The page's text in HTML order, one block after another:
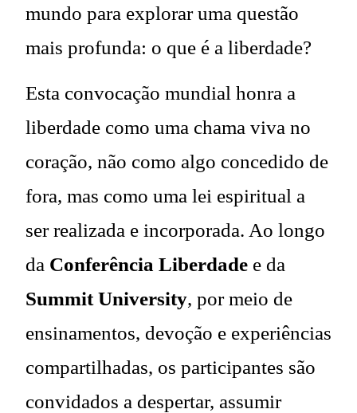
mundo para explorar uma questão
mais profunda: o que é a liberdade?
Esta convocação mundial honra a
liberdade como uma chama viva no
coração, não como algo concedido de
fora, mas como uma lei espiritual a
ser realizada e incorporada. Ao longo
da Conferência Liberdade e da
Summit University, por meio de
ensinamentos, devoção e experiências
compartilhadas, os participantes são
convidados a despertar, assumir